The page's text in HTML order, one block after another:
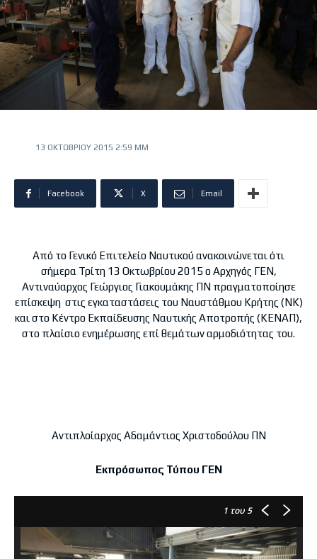
13 ΟΚΤΩΒΡΊΟΥ 2015 2:59 ΜΜ
Facebook X Email
Από το Γενικό Επιτελείο Ναυτικού ανακοινώνεται ότι
σήμερα Τρίτη 13 Οκτωβρίου 2015 ο Αρχηγός ΓΕΝ,
Αντιναύαρχος Γεώργιος Γιακουμάκης ΠΝ πραγματοποίησε
επίσκεψη στις εγκαταστάσεις του Ναυστάθμου Κρήτης (ΝΚ)
και στο Κέντρο Εκπαίδευσης Ναυτικής Αποτροπής (ΚΕΝΑΠ),
στο πλαίσιο ενημέρωσης επί θεμάτων αρμοδιότητας του.
Αντιπλοίαρχος Αδαμάντιος Χριστοδούλου ΠΝ
Εκπρόσωπος Τύπου ΓΕΝ
1 του 5